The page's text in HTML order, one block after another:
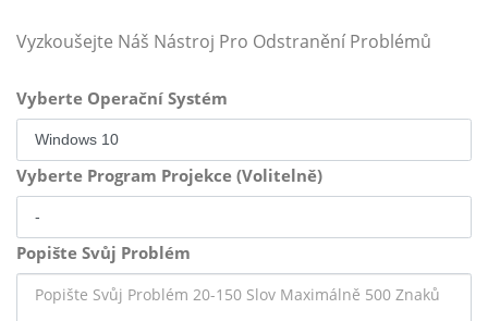
Vyzkoušejte Náš Nástroj Pro Odstranění Problémů
Vyberte Operační Systém
Vyberte Program Projekce (Volitelně)
Popište Svůj Problém